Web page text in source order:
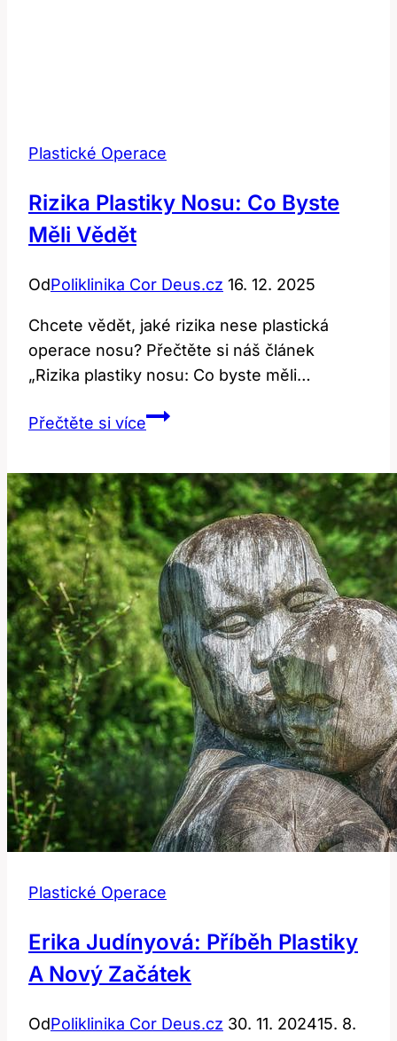
Plastické Operace
Rizika Plastiky Nosu: Co Byste
Měli Vědět
OdPoliklinika Cor Deus.cz 16. 12. 2025
Chcete vědět, jaké rizika nese plastická
operace nosu? Přečtěte si náš článek
„Rizika plastiky nosu: Co byste měli…
Přečtěte si víceRizika
Co
byste
měli
vědět
Plastické Operace
Erika Judínyová: Příběh Plastiky
A Nový Začátek
OdPoliklinika Cor Deus.cz 30. 11. 202415. 8.